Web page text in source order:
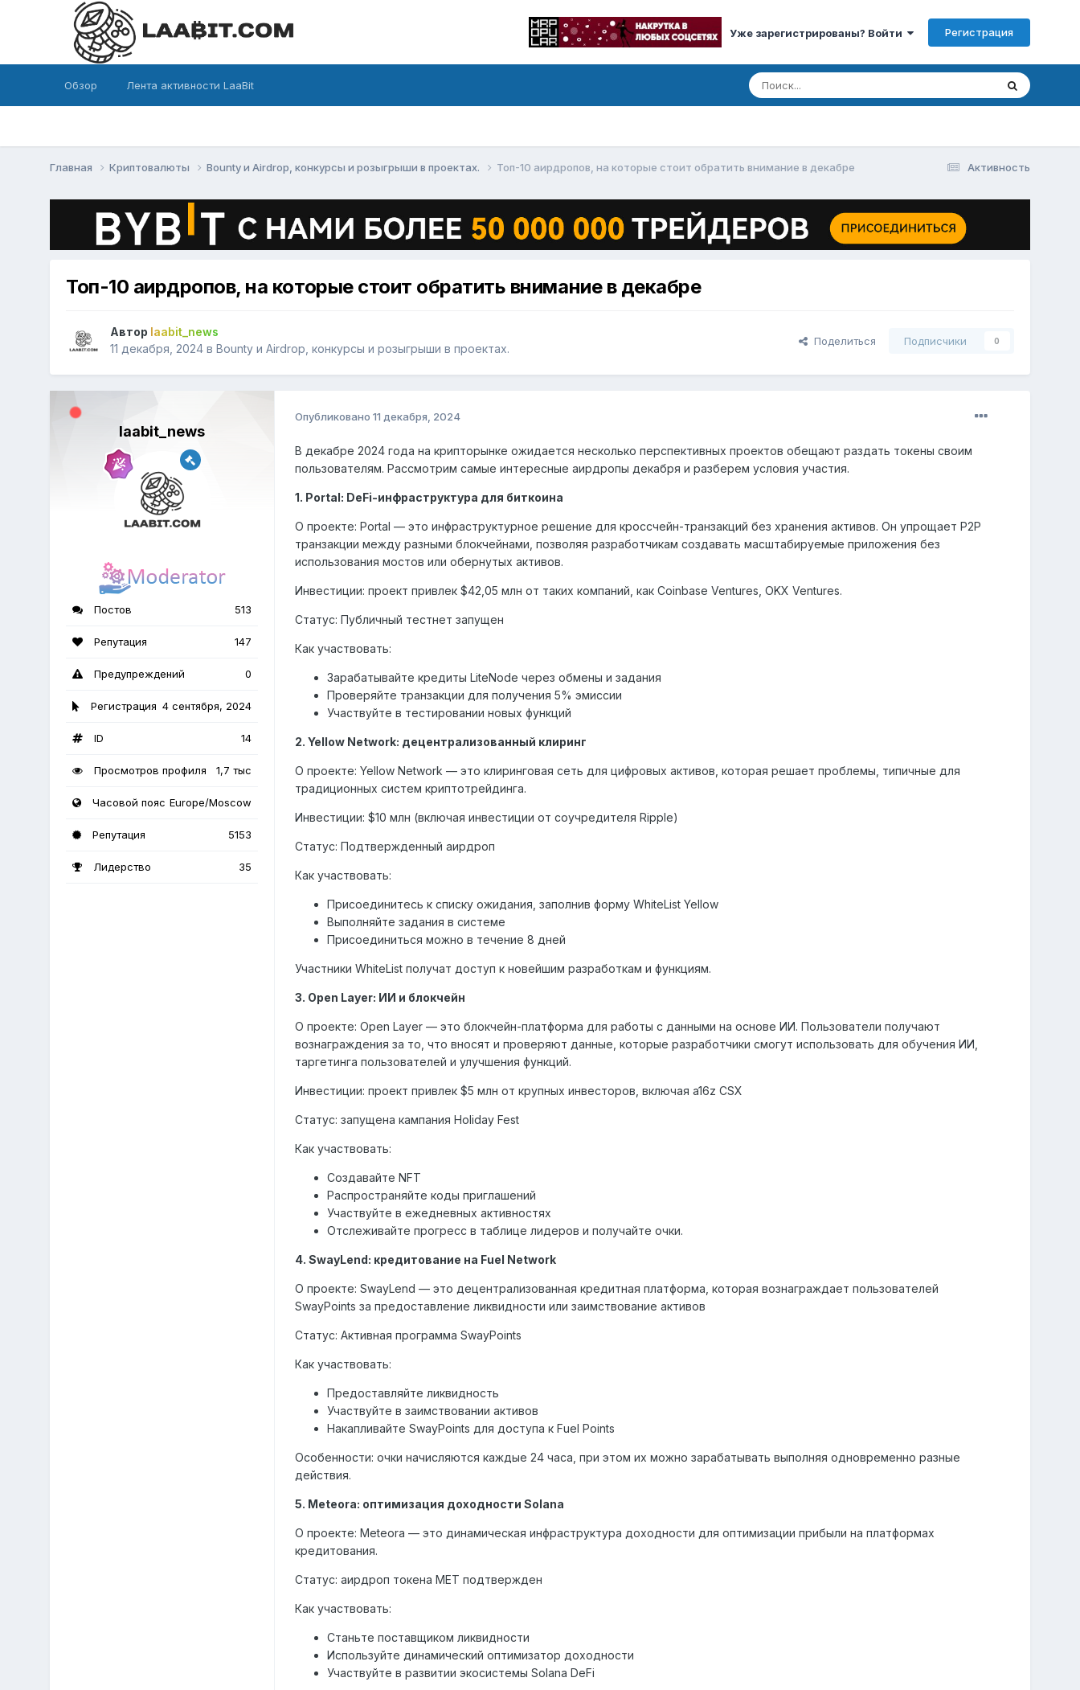
Уже зарегистрированы? Войти Регистрация
Обзор Лента активности LaaBit
Активность
Главная Криптовалюты Bounty и Airdrop, конкурсы и розыгрыши в проектах. Топ-10 аирдропов, на которые стоит обратить внимание в декабре
Топ-10 аирдропов, на которые стоит обратить внимание в декабре
Автор laabit_news
11 декабря, 2024 вBounty и Airdrop, конкурсы и розыгрыши в проектах.
Поделиться Подписчики 0
laabit_news
Постов 513
Репутация 147
Предупреждений 0
Регистрация 4 сентября, 2024
ID 14
Просмотров профиля 1,7 тыс
Часовой пояс Europe/Moscow
Репутация 5153
Лидерство 35
Опубликовано11 декабря, 2024
В декабре 2024 года на крипторынке ожидается несколько перспективных проектов обещают раздать токены своим
пользователям. Рассмотрим самые интересные аирдропы декабря и разберем условия участия.
1. Portal: DeFi-инфраструктура для биткоина
О проекте: Portal — это инфраструктурное решение для кроссчейн-транзакций без хранения активов. Он упрощает P2P
транзакции между разными блокчейнами, позволяя разработчикам создавать масштабируемые приложения без
использования мостов или обернутых активов.
Инвестиции: проект привлек $42,05 млн от таких компаний, как Coinbase Ventures, OKX Ventures.
Статус: Публичный тестнет запущен
Как участвовать:
Зарабатывайте кредиты LiteNode через обмены и задания
Проверяйте транзакции для получения 5% эмиссии
Участвуйте в тестировании новых функций
2. Yellow Network: децентрализованный клиринг
О проекте: Yellow Network — это клиринговая сеть для цифровых активов, которая решает проблемы, типичные для
традиционных систем криптотрейдинга.
Инвестиции: $10 млн (включая инвестиции от соучредителя Ripple)
Статус: Подтвержденный аирдроп
Как участвовать:
Присоединитесь к списку ожидания, заполнив форму WhiteList Yellow
Выполняйте задания в системе
Присоединиться можно в течение 8 дней
Участники WhiteList получат доступ к новейшим разработкам и функциям.
3. Open Layer: ИИ и блокчейн
О проекте: Open Layer — это блокчейн-платформа для работы с данными на основе ИИ. Пользователи получают
вознаграждения за то, что вносят и проверяют данные, которые разработчики смогут использовать для обучения ИИ,
таргетинга пользователей и улучшения функций.
Инвестиции: проект привлек $5 млн от крупных инвесторов, включая a16z CSX
Статус: запущена кампания Holiday Fest
Как участвовать:
Создавайте NFT
Распространяйте коды приглашений
Участвуйте в ежедневных активностях
Отслеживайте прогресс в таблице лидеров и получайте очки.
4. SwayLend: кредитование на Fuel Network
О проекте: SwayLend — это децентрализованная кредитная платформа, которая вознаграждает пользователей
SwayPoints за предоставление ликвидности или заимствование активов
Статус: Активная программа SwayPoints
Как участвовать:
Предоставляйте ликвидность
Участвуйте в заимствовании активов
Накапливайте SwayPoints для доступа к Fuel Points
Особенности: очки начисляются каждые 24 часа, при этом их можно зарабатывать выполняя одновременно разные
действия.
5. Meteora: оптимизация доходности Solana
О проекте: Meteora — это динамическая инфраструктура доходности для оптимизации прибыли на платформах
кредитования.
Статус: аирдроп токена MET подтвержден
Как участвовать:
Станьте поставщиком ликвидности
Используйте динамический оптимизатор доходности
Участвуйте в развитии экосистемы Solana DeFi